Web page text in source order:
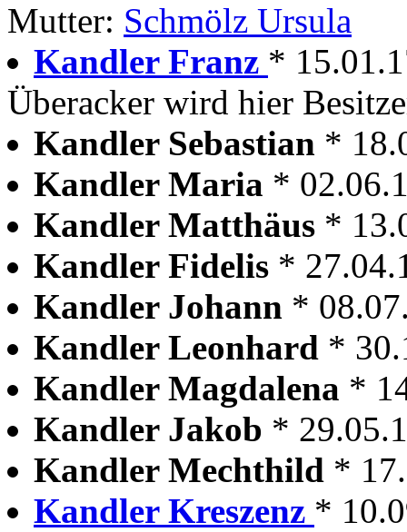
Mutter: Schmölz Ursula
Kandler Franz *
Überacker wird hier
Kandler Sebastian *
Kandler Maria *
Kandler Matthäus *
Kandler Fidelis *
Kandler Johann *
Kandler Leonhard *
Kandler Magdalena *
Kandler Jakob *
Kandler Mechthild *
Kandler Kreszenz *